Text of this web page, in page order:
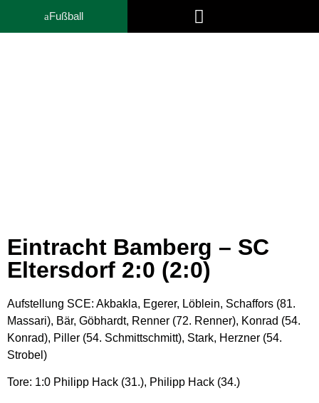
Fußball
Eintracht Bamberg – SC
Eltersdorf 2:0 (2:0)
Aufstellung SCE: Akbakla, Egerer, Löblein, Schaffors (81.
Massari), Bär, Göbhardt, Renner (72. Renner), Konrad (54.
Konrad), Piller (54. Schmittschmitt), Stark, Herzner (54.
Strobel)
Tore: 1:0 Philipp Hack (31.), Philipp Hack (34.)